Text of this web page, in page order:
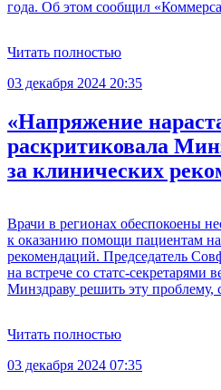
года. Об этом сообщил
Читать полностью
03 декабря 2024 20:35
«Напряжение
раскритиковала
за клинических
Врачи в регионах обеспокоены
к оказанию помощи пациентам
рекомендаций. Председатель
на встрече со статс-секретарями
Минздраву решить эту
Читать полностью
03 декабря 2024 07:35